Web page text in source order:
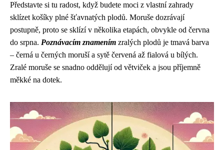
Představte si tu radost, když budete moci z vlastní zahrady
sklízet košíky plné šťavnatých plodů. Moruše dozrávají
postupně, proto se sklízí v několika etapách, obvykle od června
do srpna. Poznávacím znamením zralých plodů je tmavá barva
– černá u černých moruší a sytě červená až fialová u bílých.
Zralé moruše se snadno oddělují od větviček a jsou příjemně
měkké na dotek.